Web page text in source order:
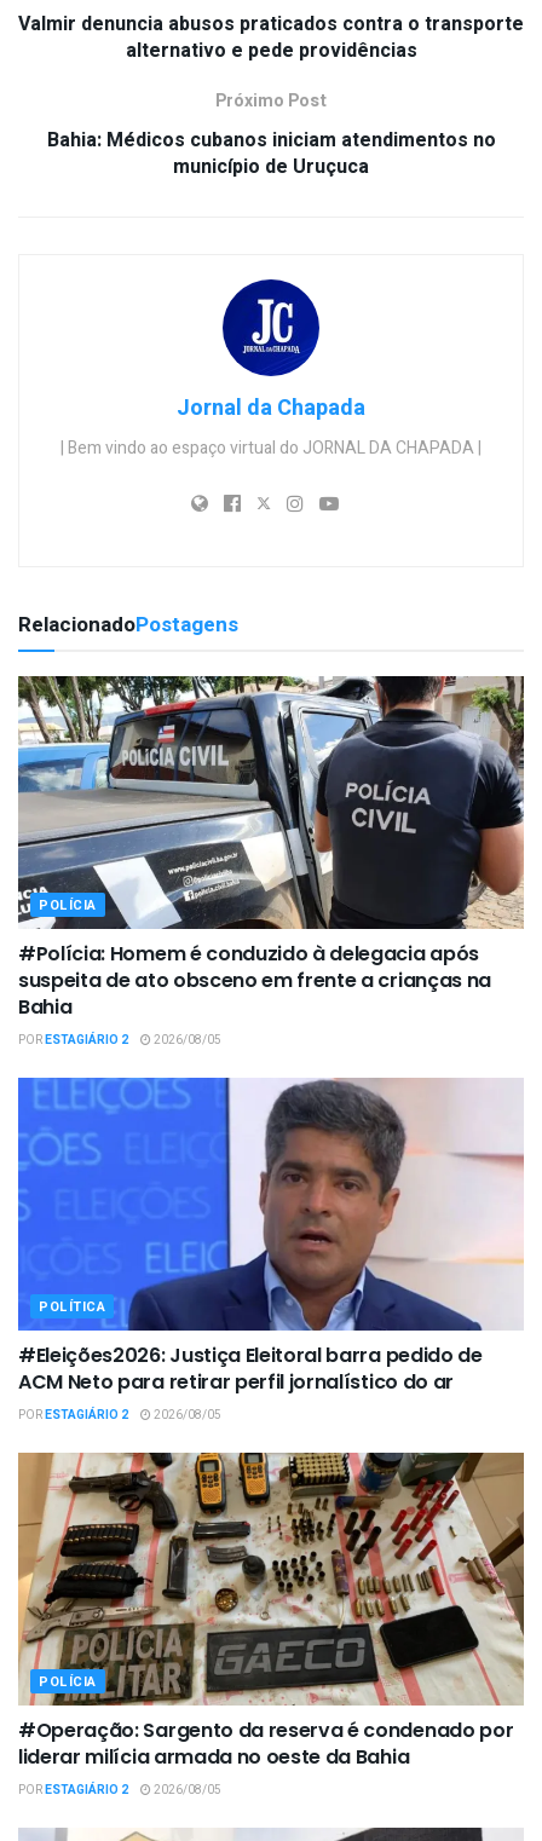
Valmir denuncia abusos praticados contra o transporte
alternativo e pede providências
Próximo Post
Bahia: Médicos cubanos iniciam atendimentos no
município de Uruçuca
Jornal da Chapada
| Bem vindo ao espaço virtual do JORNAL DA CHAPADA |
RelacionadoPostagens
POLÍCIA
#Polícia: Homem é conduzido à delegacia após
suspeita de ato obsceno em frente a crianças na
Bahia
PORESTAGIÁRIO 2 2026/08/05
POLÍTICA
#Eleições2026: Justiça Eleitoral barra pedido de
ACM Neto para retirar perfil jornalístico do ar
PORESTAGIÁRIO 2 2026/08/05
POLÍCIA
#Operação: Sargento da reserva é condenado por
liderar milícia armada no oeste da Bahia
PORESTAGIÁRIO 2 2026/08/05